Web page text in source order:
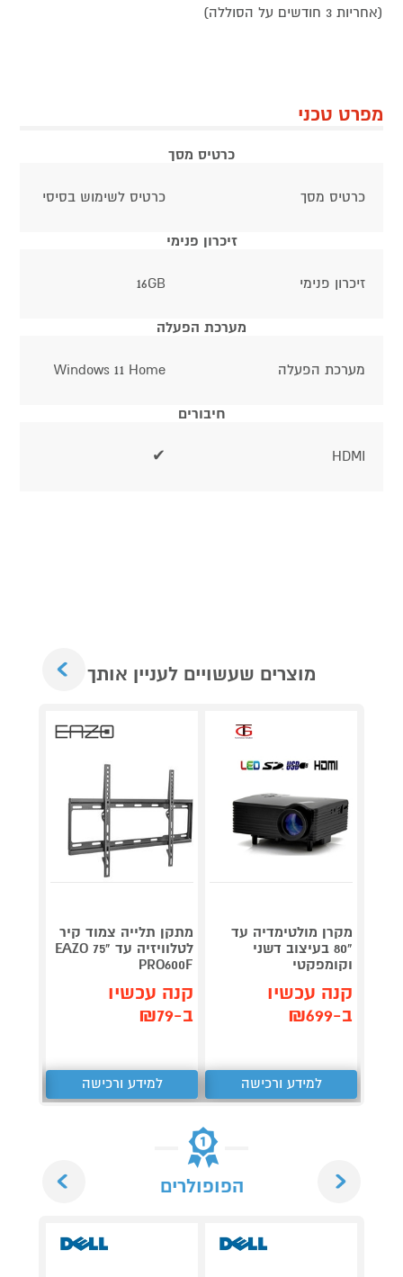
(אחריות 3 חודשים על הסוללה)
מפרט טכני
כרטיס מסך
כרטיס מסך כרטיס לשימוש בסיסי
זיכרון פנימי
זיכרון פנימי 16GB
מערכת הפעלה
מערכת הפעלה Windows 11 Home
חיבורים
HDMI
✔
מוצרים שעשויים לעניין אותך
מקרן מולטימדיה עד
"80 בעיצוב דשני
וקומפקטי
קנה עכשיו
ב-₪699
למידע ורכישה
מתקן תלייה צמוד קיר
לטלוויזיה עד "75 EAZO
PRO600F
קנה עכשיו
ב-₪79
למידע ורכישה
הפופולרים